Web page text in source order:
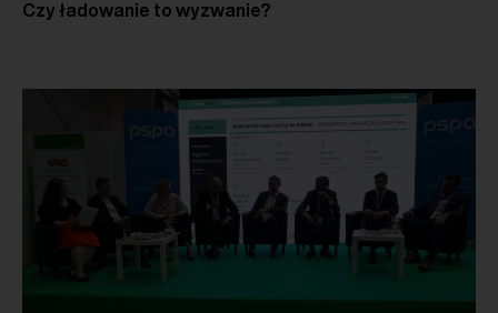
Czy ładowanie to wyzwanie?